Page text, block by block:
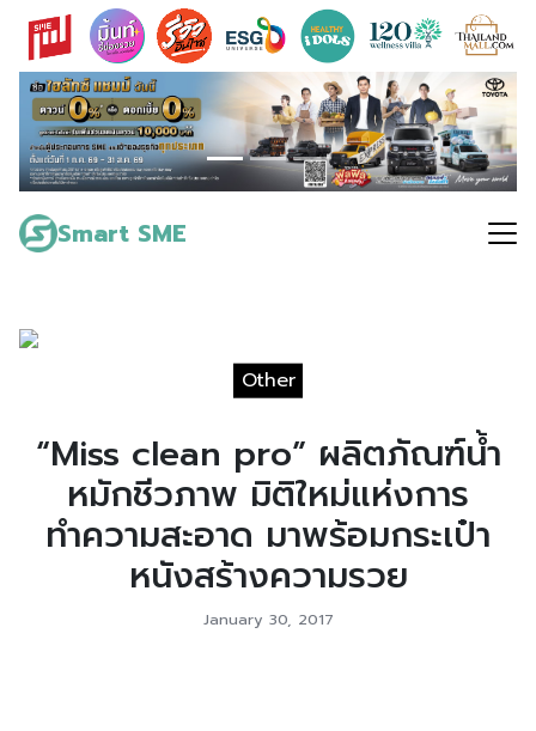
Skip
content
Smart SME
Search
for:
Other
“Miss clean pro” ผลิตภัณฑ์น้ำ
หมักชีวภาพ มิติใหม่แห่งการ
ทำความสะอาด มาพร้อมกระเป๋า
หนังสร้างความรวย
January 30, 2017